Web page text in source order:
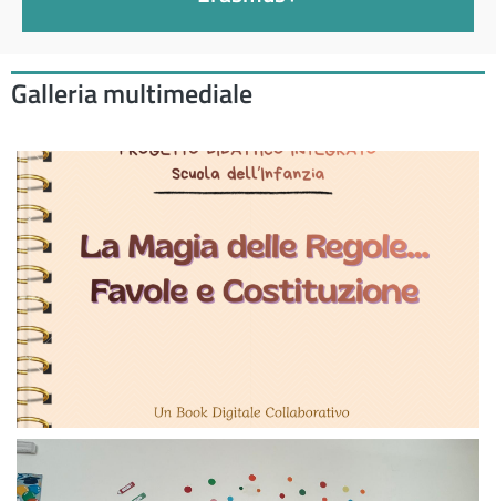
Galleria multimediale